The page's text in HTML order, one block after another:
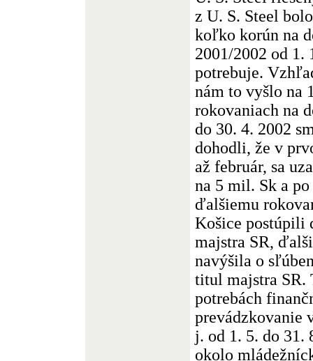
z U. S. Steel
koľko korún na
2001/2002 od 1.
potrebuje.
nám to vyšlo na
rokovaniach na
do 30. 4. 2002
dohodli, že v
až február, sa
na 5 mil. Sk a
ďalšiemu
Košice postúpili
majstra SR,
navýšila o
titul majstra SR.
potrebách
prevádzkovanie
j. od 1. 5. do 31.
okolo